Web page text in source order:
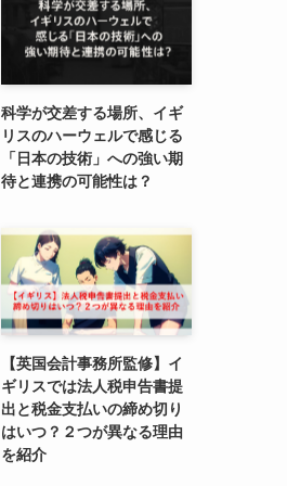
科学が交差する場所、イギ
リスのハーウェルで感じる
「日本の技術」への強い期
待と連携の可能性は？
【英国会計事務所監修】イ
ギリスでは法人税申告書提
出と税金支払いの締め切り
はいつ？２つが異なる理由
を紹介